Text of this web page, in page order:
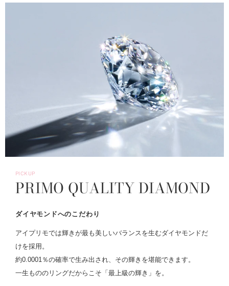
PICKUP
PRIMO QUALITY DIAMOND
ダイヤモンドへのこだわり
アイプリモでは輝きが最も美しいバランスを生むダイヤモンドだ
けを採用。
約0.0001％の確率で生み出され、その輝きを堪能できます。
一生もののリングだからこそ「最上級の輝き」を。